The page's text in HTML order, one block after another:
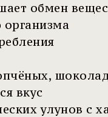
обмен
вкус
улунов с